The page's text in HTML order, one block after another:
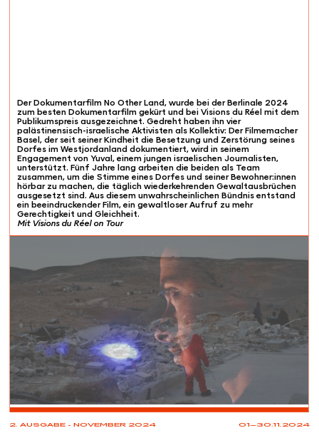
01—30.11.2024
2. AUSGABE - NOVEMBER 2024
Der Dokumentarfilm No Other Land, wurde bei der Berlinale 2024
zum besten Dokumentarfilm gekürt und bei Visions du Réel mit dem
Publikumspreis ausgezeichnet. Gedreht haben ihn vier
palästinensisch-israelische Aktivisten als Kollektiv: Der Filmemacher
Basel, der seit seiner Kindheit die Besetzung und Zerstörung seines
Dorfes im Westjordanland dokumentiert, wird in seinem
Engagement von Yuval, einem jungen israelischen Journalisten,
unterstützt. Fünf Jahre lang arbeiten die beiden als Team
zusammen, um die Stimme eines Dorfes und seiner Bewohner:innen
hörbar zu machen, die täglich wiederkehrenden Gewaltausbrüchen
ausgesetzt sind. Aus diesem unwahrscheinlichen Bündnis entstand
ein beeindruckender Film, ein gewaltloser Aufruf zu mehr
Gerechtigkeit und Gleichheit.
Mit Visions du Réel on Tour